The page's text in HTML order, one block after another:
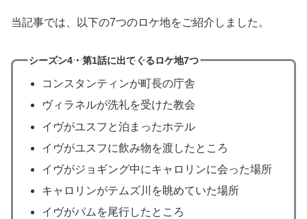
当記事では、以下の7つのロケ地をご紹介しました。
シーズン4・第1話に出てくるロケ地7つ
コンスタンティンが町長の庁舎
ヴィラネルが洗礼を受けた教会
イヴがユスフと泊まったホテル
イヴがユスフに飲み物を渡したところ
イヴがジョギング中にキャロリンに会った場所
キャロリンがテムズ川を眺めていた場所
イヴがパムを尾行したところ